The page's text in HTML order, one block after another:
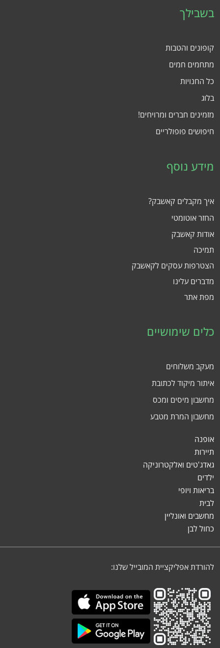
בשבילך
קופונים והטבות
מתחמים חמים
כל החנויות
בלוג
מזמינים חברים ומרויחים!
חיפושים פופולריים
מידע נוסף
איך מקבלים קאשבק?
החזר אוטומטי
אודות קאשבק
תמיכה
הצטרפות עסקים לקאשבק
מדברים עלינו
מפת אתר
כלים שימושיים
מעקב משלוחים
איתור מיקוד לכתובת
מחשבון מיסים ומכס
מחשבון המרת מטבע
אופנה
תיירות
גאדג'טים ואלקטרוניקה
ילדים
בריאות ויופי
לבית
מחשבים ואונליין
כחול לבן
להורדת אפליקציית המובייל שלנו: